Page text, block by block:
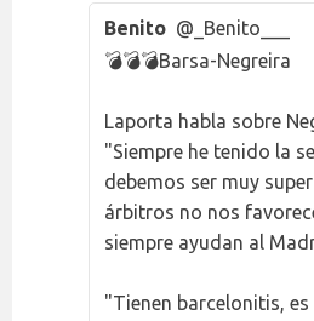
Benito @_Benito___
💣💣💣Barsa-Negreira
Laporta habla sobre
"Siempre he tenido la
debemos ser muy
árbitros no nos
siempre ayudan al
"Tienen barcelonitis,